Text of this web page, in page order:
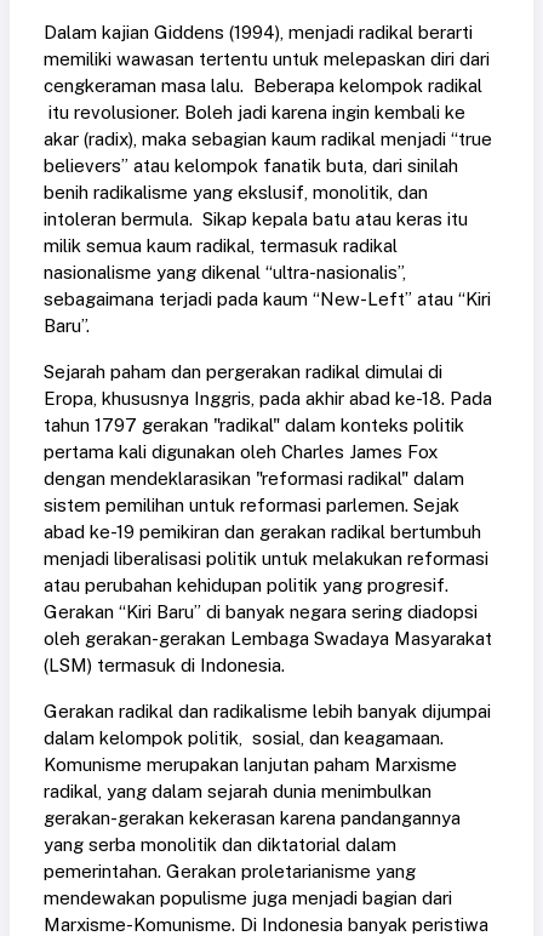
Dalam kajian Giddens (1994), menjadi radikal berarti
memiliki wawasan tertentu untuk melepaskan diri dari
cengkeraman masa lalu. Beberapa kelompok radikal
itu revolusioner. Boleh jadi karena ingin kembali ke
akar (radix), maka sebagian kaum radikal menjadi “true
believers” atau kelompok fanatik buta, dari sinilah
benih radikalisme yang ekslusif, monolitik, dan
intoleran bermula. Sikap kepala batu atau keras itu
milik semua kaum radikal, termasuk radikal
nasionalisme yang dikenal “ultra-nasionalis”,
sebagaimana terjadi pada kaum “New-Left” atau “Kiri
Baru”.
Sejarah paham dan pergerakan radikal dimulai di
Eropa, khususnya Inggris, pada akhir abad ke-18. Pada
tahun 1797 gerakan "radikal" dalam konteks politik
pertama kali digunakan oleh Charles James Fox
dengan mendeklarasikan "reformasi radikal" dalam
sistem pemilihan untuk reformasi parlemen. Sejak
abad ke-19 pemikiran dan gerakan radikal bertumbuh
menjadi liberalisasi politik untuk melakukan reformasi
atau perubahan kehidupan politik yang progresif.
Gerakan “Kiri Baru” di banyak negara sering diadopsi
oleh gerakan-gerakan Lembaga Swadaya Masyarakat
(LSM) termasuk di Indonesia.
Gerakan radikal dan radikalisme lebih banyak dijumpai
dalam kelompok politik, sosial, dan keagamaan.
Komunisme merupakan lanjutan paham Marxisme
radikal, yang dalam sejarah dunia menimbulkan
gerakan-gerakan kekerasan karena pandangannya
yang serba monolitik dan diktatorial dalam
pemerintahan. Gerakan proletarianisme yang
mendewakan populisme juga menjadi bagian dari
Marxisme-Komunisme. Di Indonesia banyak peristiwa